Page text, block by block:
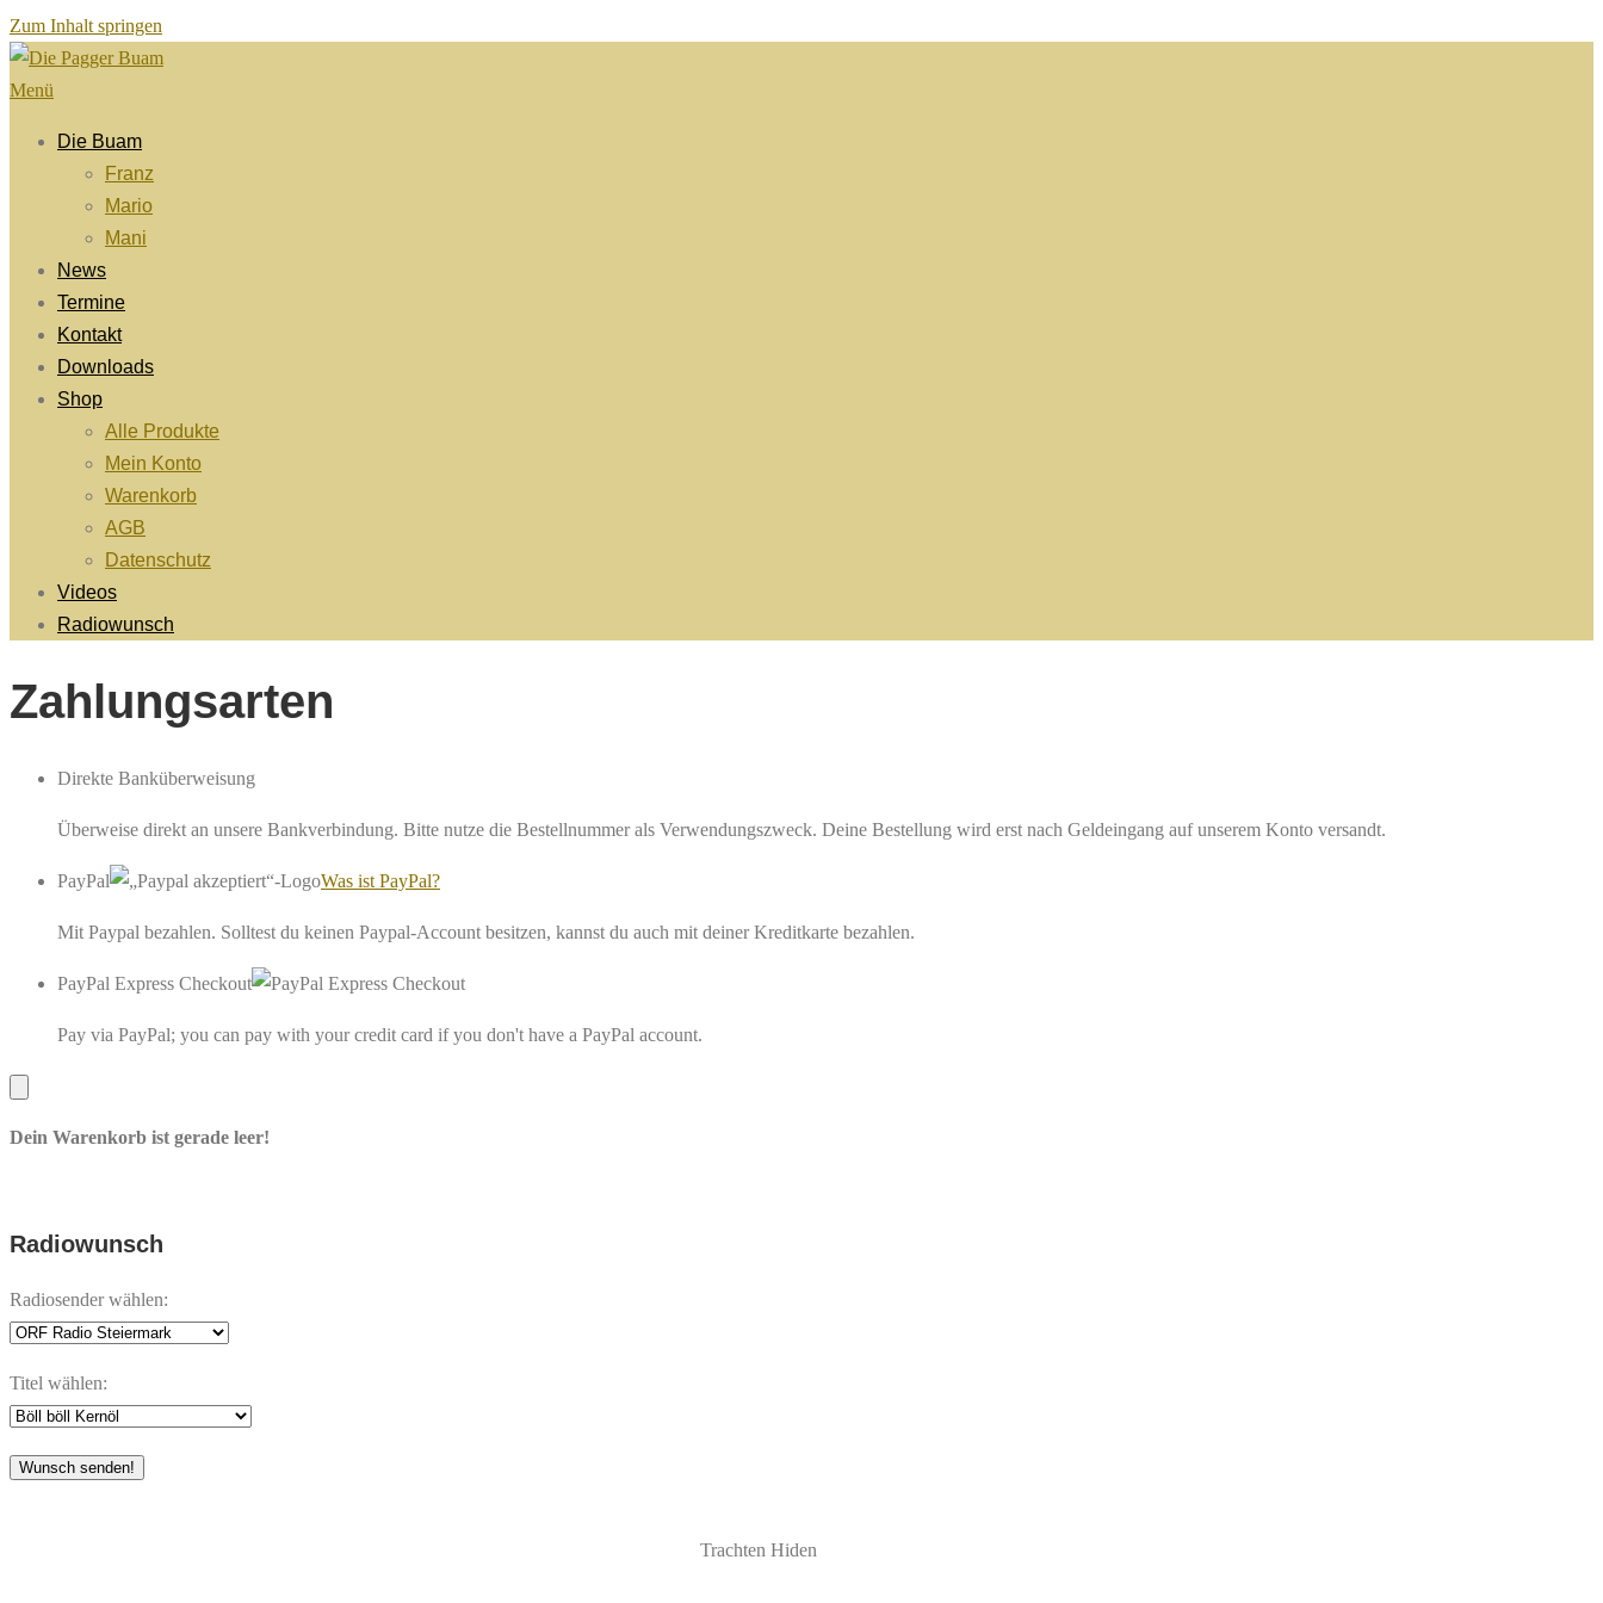
Zum Inhalt springen
Menü
Die Buam
Franz
Mario
Mani
News
Termine
Kontakt
Downloads
Shop
Alle Produkte
Mein Konto
Warenkorb
AGB
Datenschutz
Videos
Radiowunsch
Zahlungsarten
Direkte Banküberweisung
Überweise direkt an unsere Bankverbindung. Bitte nutze die Bestellnummer als Verwendungszweck. Deine Bestellung wird erst nach Geldeingang auf unserem Konto versandt.
PayPal Was ist PayPal?
Mit Paypal bezahlen. Solltest du keinen Paypal-Account besitzen, kannst du auch mit deiner Kreditkarte bezahlen.
PayPal Express Checkout
Pay via PayPal; you can pay with your credit card if you don't have a PayPal account.
Dein Warenkorb ist gerade leer!
Radiowunsch
Radiosender wählen:
Titel wählen:
Wunsch senden!
Trachten Hiden